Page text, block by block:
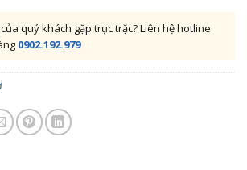
quý khách gặp trục trặc? Liên hệ hotline
0902.192.979